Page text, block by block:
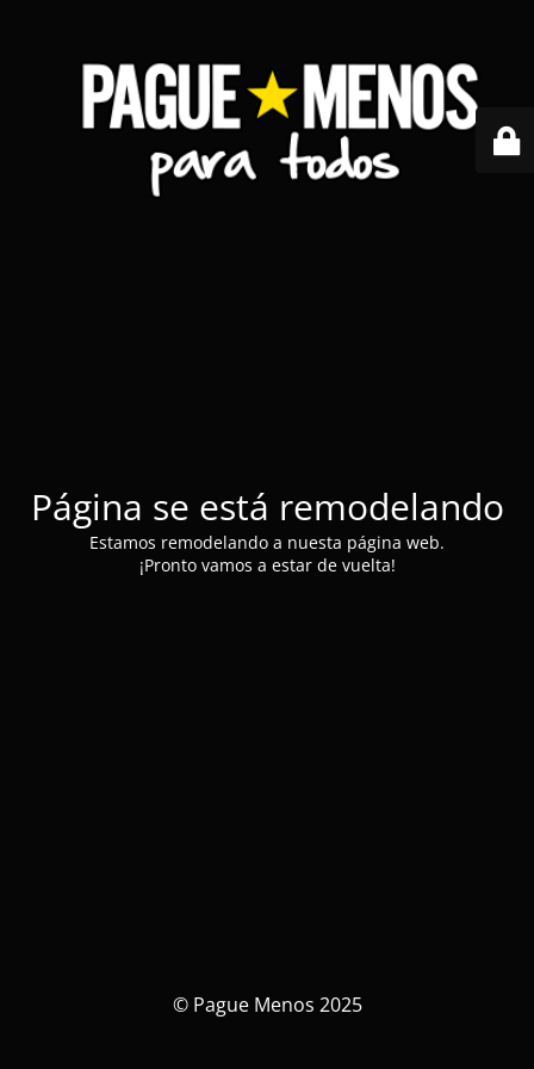
Página se está remodelando
Estamos remodelando a nuesta página web.
¡Pronto vamos a estar de vuelta!
© Pague Menos 2025